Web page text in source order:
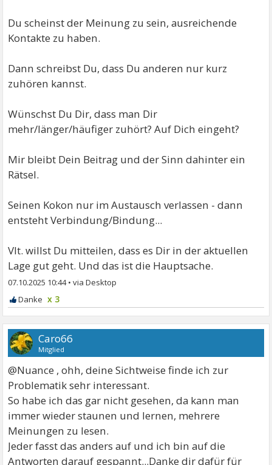
Du scheinst der Meinung zu sein, ausreichende
Kontakte zu haben.
Dann schreibst Du, dass Du anderen nur kurz
zuhören kannst.
Wünschst Du Dir, dass man Dir
mehr/länger/häufiger zuhört? Auf Dich eingeht?
Mir bleibt Dein Beitrag und der Sinn dahinter ein
Rätsel.
Seinen Kokon nur im Austausch verlassen - dann
entsteht Verbindung/Bindung...
Vlt. willst Du mitteilen, dass es Dir in der aktuellen
Lage gut geht. Und das ist die Hauptsache.
07.10.2025 10:44•
x 3
Caro66
Mitglied
@Nuance , ohh, deine Sichtweise finde ich zur
Problematik sehr interessant.
So habe ich das gar nicht gesehen, da kann man
immer wieder staunen und lernen, mehrere
Meinungen zu lesen.
Jeder fasst das anders auf und ich bin auf die
Antworten darauf gespannt...Danke dir dafür für